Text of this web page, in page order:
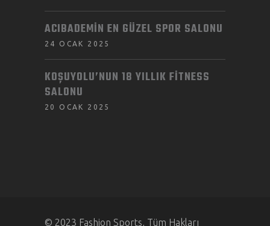
ACIBADEMIN EN GÜZEL SPOR SALONU
24 OCAK 2025
KOŞUYOLU’NUN 18 YILLIK FITNESS
SALONU
20 OCAK 2025
© 2023 Fashion Sports, Tüm Hakları